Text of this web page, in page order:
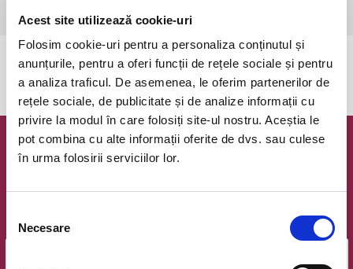
Acest site utilizează cookie-uri
Folosim cookie-uri pentru a personaliza conținutul și
anunțurile, pentru a oferi funcții de rețele sociale și pentru
a analiza traficul. De asemenea, le oferim partenerilor de
rețele sociale, de publicitate și de analize informații cu
privire la modul în care folosiți site-ul nostru. Aceștia le
pot combina cu alte informații oferite de dvs. sau culese
în urma folosirii serviciilor lor.
consimțământului
Necesare
Evenimentul a expirat.
Newsletter @ Bilete.ro
Oferte exclusive si o editie saptamanala cu cele mai noi
Email